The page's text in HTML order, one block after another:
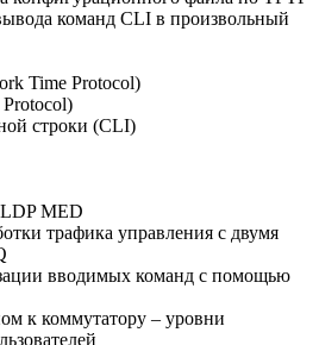
команд CLI в произвольный
Time Protocol)
строки (CLI)
MED
трафика управления с двумя
вводимых команд с помощью
к коммутатору – уровни